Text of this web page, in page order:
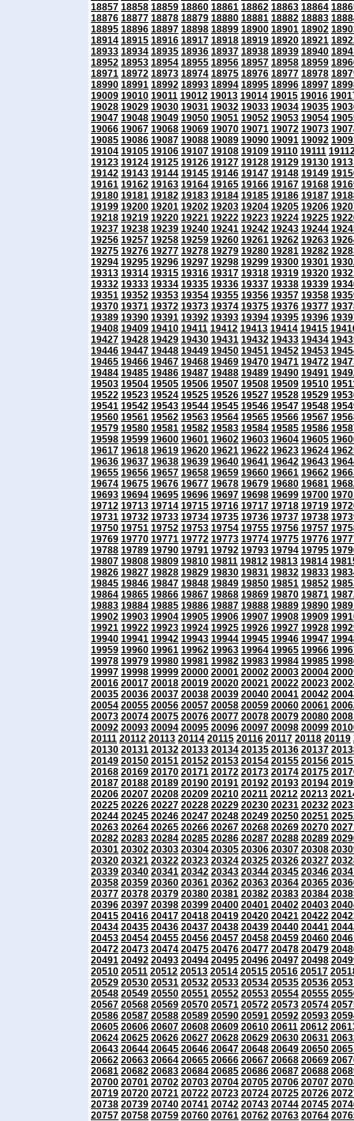
18857 18858 18859 18860 18861 18862 18863 18864
18876 18877 18878 18879 18880 18881 18882 18883
18895 18896 18897 18898 18899 18900 18901 18902
18914 18915 18916 18917 18918 18919 18920 18921
18933 18934 18935 18936 18937 18938 18939 18940
18952 18953 18954 18955 18956 18957 18958 18959
18971 18972 18973 18974 18975 18976 18977 18978
18990 18991 18992 18993 18994 18995 18996 18997
19009 19010 19011 19012 19013 19014 19015 19016
19028 19029 19030 19031 19032 19033 19034 19035
19047 19048 19049 19050 19051 19052 19053 19054
19066 19067 19068 19069 19070 19071 19072 19073
19085 19086 19087 19088 19089 19090 19091 19092
19104 19105 19106 19107 19108 19109 19110 19111
19123 19124 19125 19126 19127 19128 19129 19130
19142 19143 19144 19145 19146 19147 19148 19149
19161 19162 19163 19164 19165 19166 19167 19168
19180 19181 19182 19183 19184 19185 19186 19187
19199 19200 19201 19202 19203 19204 19205 19206
19218 19219 19220 19221 19222 19223 19224 19225
19237 19238 19239 19240 19241 19242 19243 19244
19256 19257 19258 19259 19260 19261 19262 19263
19275 19276 19277 19278 19279 19280 19281 19282
19294 19295 19296 19297 19298 19299 19300 19301
19313 19314 19315 19316 19317 19318 19319 19320
19332 19333 19334 19335 19336 19337 19338 19339
19351 19352 19353 19354 19355 19356 19357 19358
19370 19371 19372 19373 19374 19375 19376 19377
19389 19390 19391 19392 19393 19394 19395 19396
19408 19409 19410 19411 19412 19413 19414 19415
19427 19428 19429 19430 19431 19432 19433 19434
19446 19447 19448 19449 19450 19451 19452 19453
19465 19466 19467 19468 19469 19470 19471 19472
19484 19485 19486 19487 19488 19489 19490 19491
19503 19504 19505 19506 19507 19508 19509 19510
19522 19523 19524 19525 19526 19527 19528 19529
19541 19542 19543 19544 19545 19546 19547 19548
19560 19561 19562 19563 19564 19565 19566 19567
19579 19580 19581 19582 19583 19584 19585 19586
19598 19599 19600 19601 19602 19603 19604 19605
19617 19618 19619 19620 19621 19622 19623 19624
19636 19637 19638 19639 19640 19641 19642 19643
19655 19656 19657 19658 19659 19660 19661 19662
19674 19675 19676 19677 19678 19679 19680 19681
19693 19694 19695 19696 19697 19698 19699 19700
19712 19713 19714 19715 19716 19717 19718 19719
19731 19732 19733 19734 19735 19736 19737 19738
19750 19751 19752 19753 19754 19755 19756 19757
19769 19770 19771 19772 19773 19774 19775 19776
19788 19789 19790 19791 19792 19793 19794 19795
19807 19808 19809 19810 19811 19812 19813 19814
19826 19827 19828 19829 19830 19831 19832 19833
19845 19846 19847 19848 19849 19850 19851 19852
19864 19865 19866 19867 19868 19869 19870 19871
19883 19884 19885 19886 19887 19888 19889 19890
19902 19903 19904 19905 19906 19907 19908 19909
19921 19922 19923 19924 19925 19926 19927 19928
19940 19941 19942 19943 19944 19945 19946 19947
19959 19960 19961 19962 19963 19964 19965 19966
19978 19979 19980 19981 19982 19983 19984 19985
19997 19998 19999 20000 20001 20002 20003 20004
20016 20017 20018 20019 20020 20021 20022 20023
20035 20036 20037 20038 20039 20040 20041 20042
20054 20055 20056 20057 20058 20059 20060 20061
20073 20074 20075 20076 20077 20078 20079 20080
20092 20093 20094 20095 20096 20097 20098 20099
20111 20112 20113 20114 20115 20116 20117 20118 20119
20130 20131 20132 20133 20134 20135 20136 20137
20149 20150 20151 20152 20153 20154 20155 20156
20168 20169 20170 20171 20172 20173 20174 20175
20187 20188 20189 20190 20191 20192 20193 20194
20206 20207 20208 20209 20210 20211 20212 20213
20225 20226 20227 20228 20229 20230 20231 20232
20244 20245 20246 20247 20248 20249 20250 20251
20263 20264 20265 20266 20267 20268 20269 20270
20282 20283 20284 20285 20286 20287 20288 20289
20301 20302 20303 20304 20305 20306 20307 20308
20320 20321 20322 20323 20324 20325 20326 20327
20339 20340 20341 20342 20343 20344 20345 20346
20358 20359 20360 20361 20362 20363 20364 20365
20377 20378 20379 20380 20381 20382 20383 20384
20396 20397 20398 20399 20400 20401 20402 20403
20415 20416 20417 20418 20419 20420 20421 20422
20434 20435 20436 20437 20438 20439 20440 20441
20453 20454 20455 20456 20457 20458 20459 20460
20472 20473 20474 20475 20476 20477 20478 20479
20491 20492 20493 20494 20495 20496 20497 20498
20510 20511 20512 20513 20514 20515 20516 20517
20529 20530 20531 20532 20533 20534 20535 20536
20548 20549 20550 20551 20552 20553 20554 20555
20567 20568 20569 20570 20571 20572 20573 20574
20586 20587 20588 20589 20590 20591 20592 20593
20605 20606 20607 20608 20609 20610 20611 20612
20624 20625 20626 20627 20628 20629 20630 20631
20643 20644 20645 20646 20647 20648 20649 20650
20662 20663 20664 20665 20666 20667 20668 20669
20681 20682 20683 20684 20685 20686 20687 20688
20700 20701 20702 20703 20704 20705 20706 20707
20719 20720 20721 20722 20723 20724 20725 20726
20738 20739 20740 20741 20742 20743 20744 20745
20757 20758 20759 20760 20761 20762 20763 20764